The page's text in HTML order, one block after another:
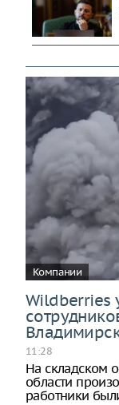
Компании
Wildberries
11:28
На складском
области
работники